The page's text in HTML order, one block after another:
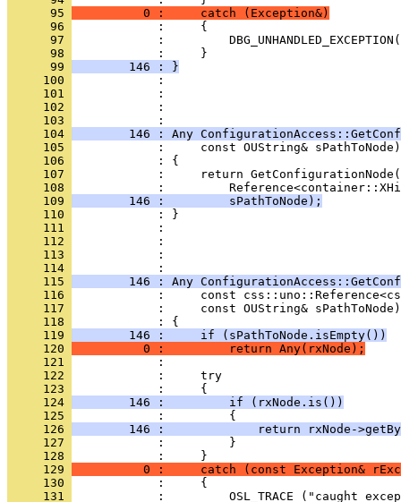
      95
          0 :     catch (Exception&)
      96
      97
      98
      99
        146 : }
     100
     101
     102
            :
     103
     104
146 : Any
     105
     106
     107
     108
     109
        146 :         sPathToNode);
     110
     111
     112
     113
            :
     114
     115
146 : Any
     116
     117
     118
     119
        146 :     if (sPathToNode.isEmpty())
     120
          0 :         return Any(rxNode);
     121
     122
     123
     124
        146 :         if (rxNode.is())
     125
     126
146 :             return rxNode-
     127
     128
     129
0 :     catch (const Exception&
     130
     131